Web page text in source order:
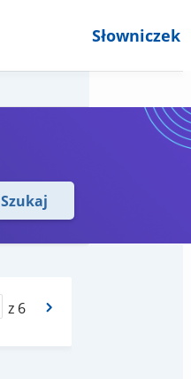
Słowniczek
Szukaj
z 6